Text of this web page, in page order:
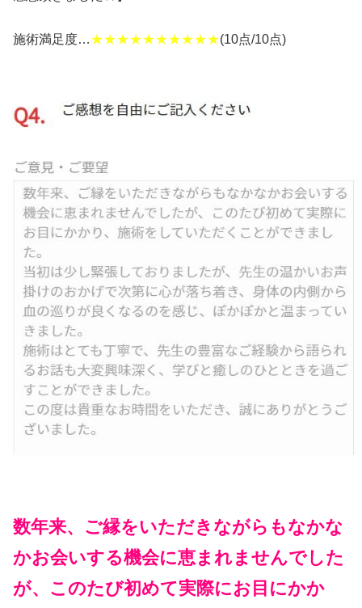
施術満足度…★★★★★★★★★★(10点/10点)
数年来、ご縁をいただきながらもなかな
かお会いする機会に恵まれませんでした
が、このたび初めて実際にお目にかか